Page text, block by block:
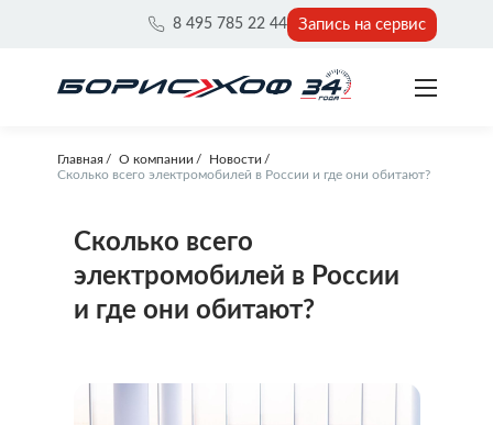
8 495 785 22 44 Запись на сервис
Главная О компании
Новости
Сколько всего электромобилей в России и где они обитают?
Сколько всего
электромобилей в России
и где они обитают?